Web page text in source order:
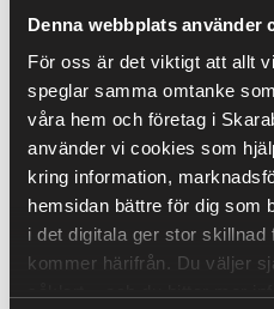
Denna webbplats använder
För oss är det viktigt att allt
speglar samma omtanke
våra hem och företag i
använder vi cookies som
kring information,
hemsidan bättre för dig som
i det digitala ger stor skillnad
kommer härifrån. Du väljer
Vad är ett rörligt
5 augusti, 2025
Ett rörligt elavtal innebär att
månad. Priset baseras på
på elbörsen Nord Pool, för
SE3). Du betalar alltså olika
Läs mer